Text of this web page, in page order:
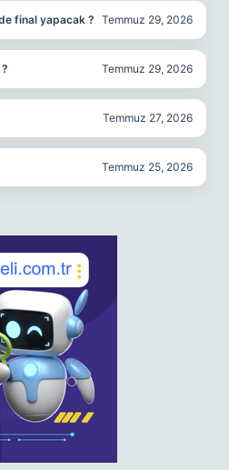
final yapacak ? Temmuz 29, 2026
Temmuz 29, 2026
Temmuz 27, 2026
Temmuz 25, 2026